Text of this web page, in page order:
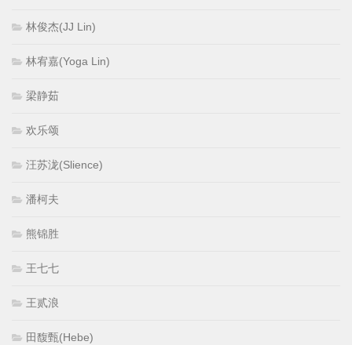
林俊杰(JJ Lin)
林宥嘉(Yoga Lin)
梁静茹
欢乐颂
汪苏泷(Slience)
潘柯夫
熊锦胜
王七七
王贰浪
田馥甄(Hebe)